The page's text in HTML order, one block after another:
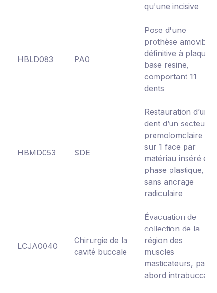
qu'une incisive
HBLD083 PA0
Pose d'une
prothèse amovible
définitive à plaque
base résine,
comportant 11
dents
HBMD053 SDE
Restauration d’une
dent d’un secteur
prémolomolaire
sur 1 face par
matériau inséré en
phase plastique,
sans ancrage
radiculaire
LCJA0040
Chirurgie de la
cavité buccale
Évacuation de
collection de la
région des
muscles
masticateurs, par
abord intrabuccal